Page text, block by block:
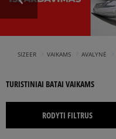
SIZEER VAIKAMS AVALYNĖ
TURISTINIAI BATAI VAIKAMS
RODYTI FILTRUS
NUO IKI